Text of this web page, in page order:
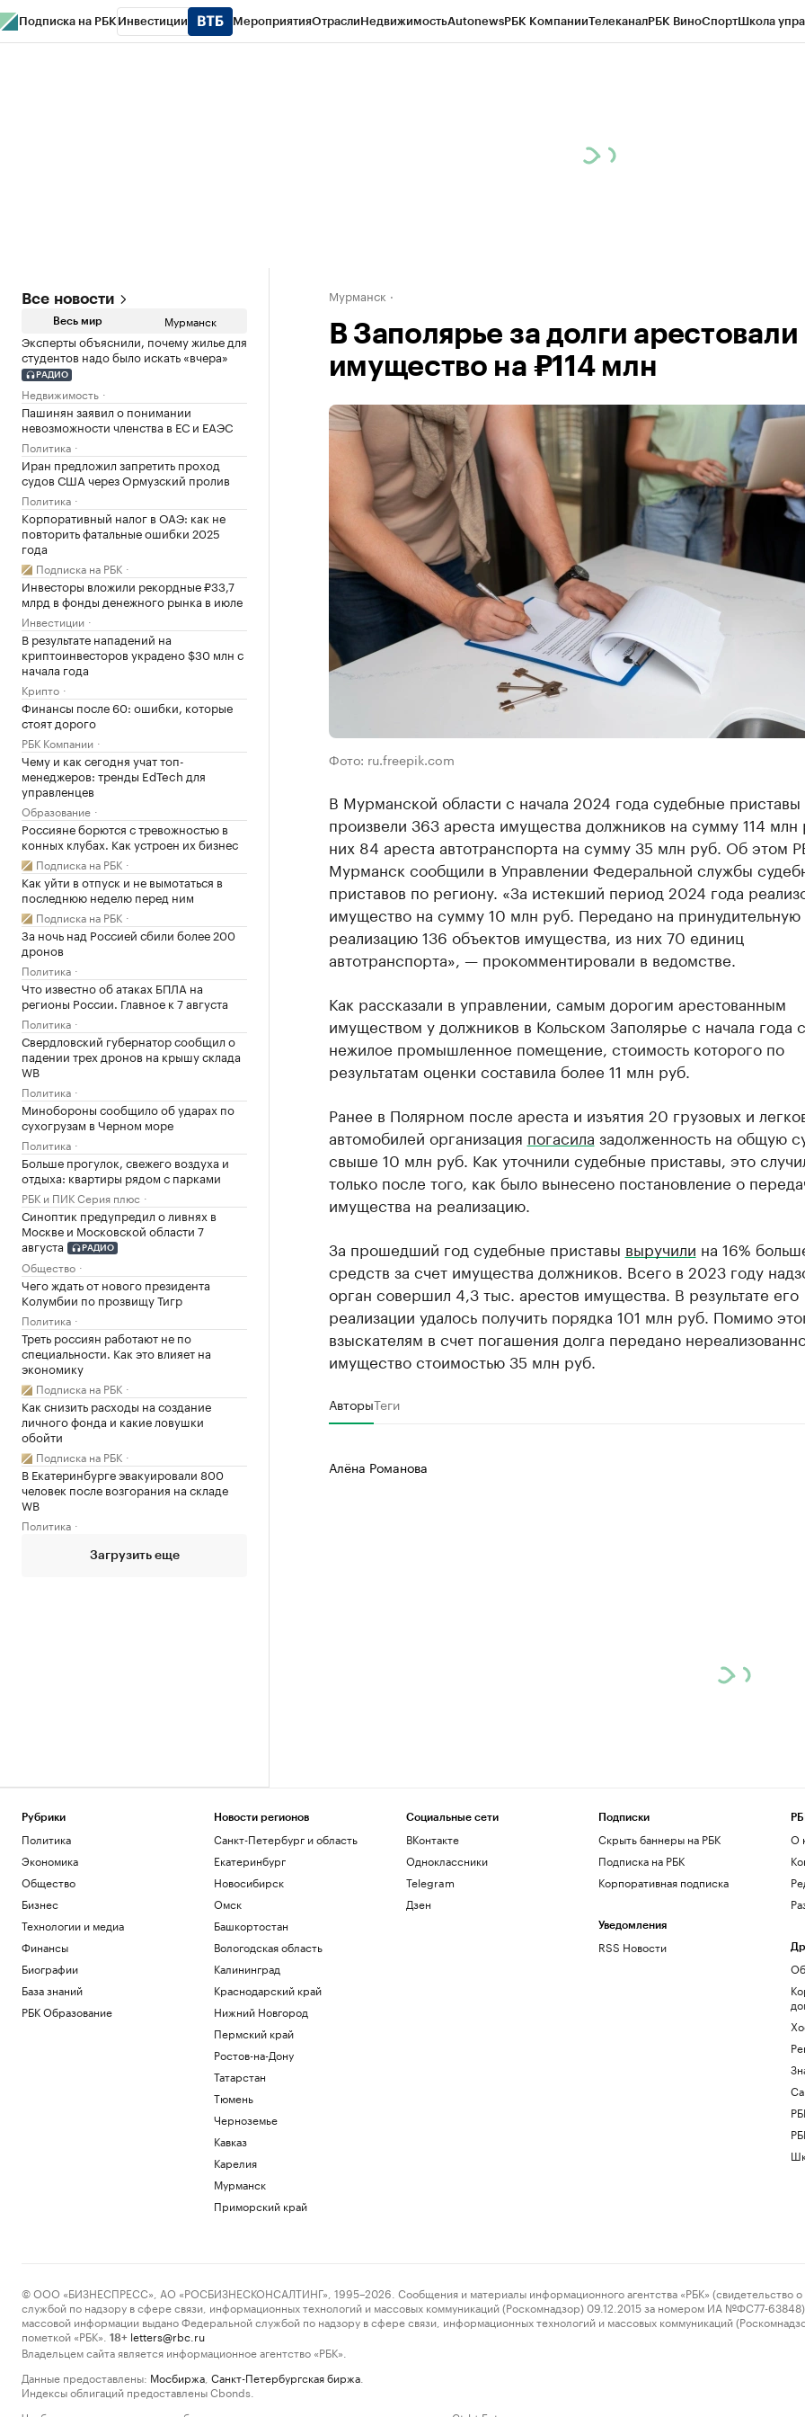
Подписка на РБК Инвестиции МероприятияОтраслиНедвижимостьAutonewsРБК КомпанииТелеканалРБК ВиноСпортШкола
Все новости
Весь мир Мурманск
Эксперты объяснили, почему жилье для
студентов надо было искать «вчера»
РАДИО
Недвижимость
Пашинян заявил о понимании
невозможности членства в ЕС и ЕАЭС
Политика
Иран предложил запретить проход
судов США через Ормузский пролив
Политика
Корпоративный налог в ОАЭ: как не
повторить фатальные ошибки 2025
года
Подписка на РБК
Инвесторы вложили рекордные ₽33,7
млрд в фонды денежного рынка в июле
Инвестиции
В результате нападений на
криптоинвесторов украдено $30 млн с
начала года
Крипто
Финансы после 60: ошибки, которые
стоят дорого
РБК Компании
Чему и как сегодня учат топ-
менеджеров: тренды EdTech для
управленцев
Образование
Россияне борются с тревожностью в
конных клубах. Как устроен их бизнес
Подписка на РБК
Как уйти в отпуск и не вымотаться в
последнюю неделю перед ним
Подписка на РБК
За ночь над Россией сбили более 200
дронов
Политика
Что известно об атаках БПЛА на
регионы России. Главное к 7 августа
Политика
Свердловский губернатор сообщил о
падении трех дронов на крышу склада
WB
Политика
Минобороны сообщило об ударах по
сухогрузам в Черном море
Политика
Больше прогулок, свежего воздуха и
отдыха: квартиры рядом с парками
РБК и ПИК Серия плюс
Синоптик предупредил о ливнях в
Москве и Московской области 7
августа
РАДИО
Общество
Чего ждать от нового президента
Колумбии по прозвищу Тигр
Политика
Треть россиян работают не по
специальности. Как это влияет на
экономику
Подписка на РБК
Как снизить расходы на создание
личного фонда и какие ловушки
обойти
Подписка на РБК
В Екатеринбурге эвакуировали 800
человек после возгорания на складе
WB
Политика
Загрузить еще
Мурманск
В Заполярье за долги арестовали
имущество на ₽114 млн
Фото: ru.freepik.com
В Мурманской области с начала 2024 года судебные приставы
произвели 363 ареста имущества должников на сумму 114 млн
них 84 ареста автотранспорта на сумму 35 млн руб. Об этом
Мурманск сообщили в Управлении Федеральной службы
приставов по региону. «За истекший период 2024 года
имущество на сумму 10 млн руб. Передано на принудительную
реализацию 136 объектов имущества, из них 70 единиц
автотранспорта», — прокомментировали в ведомстве.
Как рассказали в управлении, самым дорогим арестованным
имуществом у должников в Кольском Заполярье с начала года
нежилое промышленное помещение, стоимость которого по
результатам оценки составила более 11 млн руб.
Ранее в Полярном после ареста и изъятия 20 грузовых и
автомобилей организация погасила задолженность на общую
свыше 10 млн руб. Как уточнили судебные приставы, это
только после того, как было вынесено постановление о
имущества на реализацию.
За прошедший год судебные приставы выручили на 16%
средств за счет имущества должников. Всего в 2023 году
орган совершил 4,3 тыс. арестов имущества. В результате его
реализации удалось получить порядка 101 млн руб. Помимо
взыскателям в счет погашения долга передано
имущество стоимостью 35 млн руб.
АвторыТеги
Алёна Романова
Рубрики
Политика
Экономика
Общество
Бизнес
Технологии и медиа
Финансы
Биографии
База знаний
РБК Образование
Новости регионов
Санкт-Петербург и область
Екатеринбург
Новосибирск
Омск
Башкортостан
Вологодская область
Калининград
Краснодарский край
Нижний Новгород
Пермский край
Ростов-на-Дону
Татарстан
Тюмень
Черноземье
Кавказ
Карелия
Мурманск
Приморский край
Социальные сети
ВКонтакте
Одноклассники
Telegram
Дзен
Подписки
Скрыть баннеры на РБК
Подписка на РБК
Корпоративная подписка
Уведомления
RSS Новости
О
© ООО «БИЗНЕСПРЕСС», АО «РОСБИЗНЕСКОНСАЛТИНГ», 1995–2026. Сообщения и материалы информационного агентства «РБК» (свидетельство о
службой по надзору в сфере связи, информационных технологий и массовых коммуникаций (Роскомнадзор) 09.12.2015 за номером ИА №ФС77-63848)
массовой информации выдано Федеральной службой по надзору в сфере связи, информационных технологий и массовых коммуникаций
пометкой «РБК».
18+ letters@rbc.ru
Владельцем сайта является информационное агентство «РБК».
Данные предоставлены: Мосбиржа Санкт-Петербургская биржа
Индексы облигаций предоставлены Cbonds.